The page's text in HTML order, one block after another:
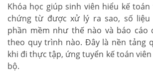
Khóa học giúp sinh viên hiểu kế
chứng từ được xử lý ra sao, số
phần mềm như thế nào và báo cáo
theo quy trình nào. Đây là nền tảng
khi đi thực tập, ứng tuyển kế toán
bộ.